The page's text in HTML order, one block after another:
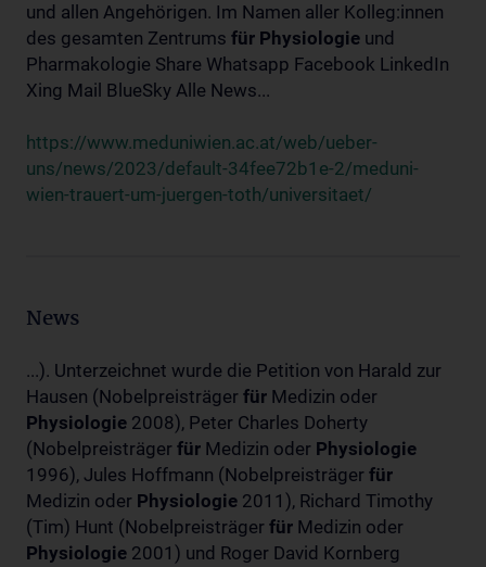
und allen Angehörigen. Im Namen aller Kolleg:innen
des gesamten Zentrums für Physiologie und
Pharmakologie Share Whatsapp Facebook LinkedIn
Xing Mail BlueSky Alle News...
https://www.meduniwien.ac.at/web/ueber-
uns/news/2023/default-34fee72b1e-2/meduni-
wien-trauert-um-juergen-toth/universitaet/
News
...). Unterzeichnet wurde die Petition von Harald zur
Hausen (Nobelpreisträger für Medizin oder
Physiologie 2008), Peter Charles Doherty
(Nobelpreisträger für Medizin oder Physiologie
1996), Jules Hoffmann (Nobelpreisträger für
Medizin oder Physiologie 2011), Richard Timothy
(Tim) Hunt (Nobelpreisträger für Medizin oder
Physiologie 2001) und Roger David Kornberg